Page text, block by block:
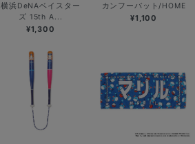
横浜DeNAベイスター
ズ 15th A...
¥1,300
カンフーバット/HOME
¥1,100